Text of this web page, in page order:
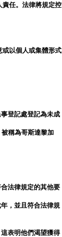
責任。法律將規定控
或以個人或集體形式
登記處登記為未成
稱為哥斯達黎加
法律規定的其他要
，並且符合法律規
表明他們渴望獲得